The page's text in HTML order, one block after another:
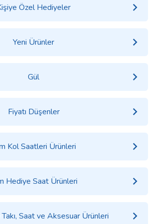
Özel Hediyeler
Yeni Ürünler
Gül
Fiyatı Düşenler
Kol Saatleri Ürünleri
Hediye Saat Ürünleri
Saat ve Aksesuar Ürünleri